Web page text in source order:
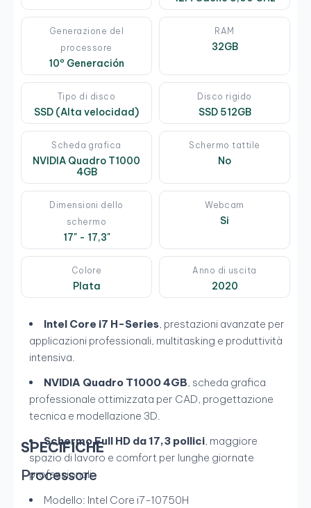
Generazione del
processore
10º Generación
RAM
32GB
Tipo di disco
SSD (Alta velocidad)
Disco rigido
SSD 512GB
Scheda grafica
NVIDIA Quadro T1000
4GB
Schermo tattile
No
Dimensioni dello
schermo
17" - 17,3"
Webcam
Si
Colore
Plata
Anno di uscita
2020
Intel Core i7 H-Series, prestazioni avanzate per
applicazioni professionali, multitasking e produttività
intensiva.
NVIDIA Quadro T1000 4GB, scheda grafica
professionale ottimizzata per CAD, progettazione
tecnica e modellazione 3D.
Schermo Full HD da 17,3 pollici, maggiore
spazio di lavoro e comfort per lunghe giornate
professionali.
SPECIFICHE
Processore
Modello: Intel Core i7-10750H